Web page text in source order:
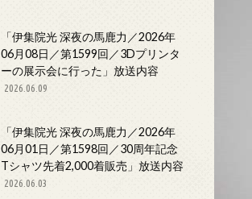
「伊集院光 深夜の馬鹿力／2026年
06月08日／第1599回／3Dプリンタ
ーの展示会に行った」放送内容
2026.06.09
「伊集院光 深夜の馬鹿力／2026年
06月01日／第1598回／30周年記念
Tシャツ先着2,000着販売」放送内容
2026.06.03